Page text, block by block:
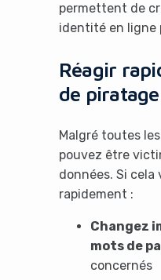
permettent de
identité en ligne
Réagir
de
Malgré toutes
pouvez être
données. Si cela
rapidement :
Changez
mots de
concernés